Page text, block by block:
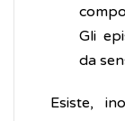
Gli
da
Esiste,